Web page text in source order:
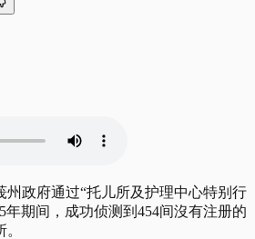
州政府通过“托儿所及护理中心特别行
年期间，成功侦测到454间沒有注册的
。